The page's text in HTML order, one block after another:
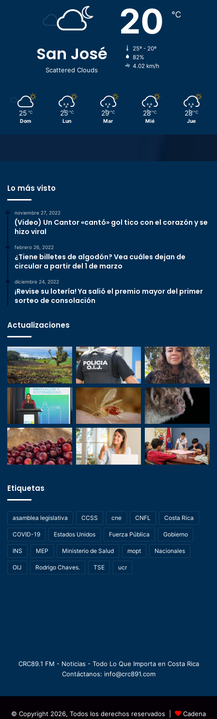
San José
Scattered Clouds
20 ℃
25º - 20º
82%
4.02 km/h
25 ℃
Dom
25 ℃
Lun
29 ℃
Mar
28 ℃
Mié
28 ℃
Jue
Lo más visto
noviembre 27, 2022
(Video) Un Cantor «cantó» gol tico con el corazón y se
hizo viral
febrero 26, 2022
¿Tiene billetes de algodón? Vea cuáles dejan de
circular a partir del 1 de marzo
diciembre 24, 2022
¡Revise su lotería! Ya salió el premio mayor del primer
sorteo de consolación
Actualizaciones
Etiquetas
asamblea legislativa CCSS cne CNFL Costa Rica
COVID-19 Estados Unidos Fuerza Pública Gobierno
INS MEP Ministerio de Salud mopt Nacionales
OIJ Rodrigo Chaves. TSE ucr
CRC89.1 FM - Noticias - Todo Lo Que Importa en Costa Rica
Contáctanos: info@crc891.com
© Copyright 2026, Todos los derechos reservados | Cadena